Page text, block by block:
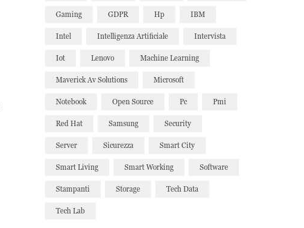
Gaming GDPR Hp IBM
Intel Intelligenza Artificiale Intervista
Iot Lenovo Machine Learning
Maverick Av Solutions Microsoft
Notebook Open Source Pc Pmi
Red Hat Samsung Security
Server Sicurezza Smart City
Smart Living Smart Working Software
Stampanti Storage Tech Data
Tech Lab